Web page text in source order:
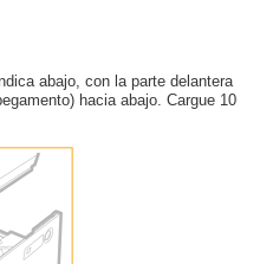
abajo, con la parte delantera
hacia abajo. Cargue 10